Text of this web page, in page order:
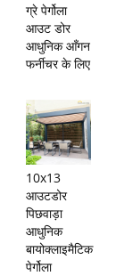
ग्रे पेर्गोला
आउट डोर
आधुनिक आँगन
फर्नीचर के लिए
10x13
आउटडोर
पिछवाड़ा
आधुनिक
बायोक्लाइमैटिक
पेर्गोला